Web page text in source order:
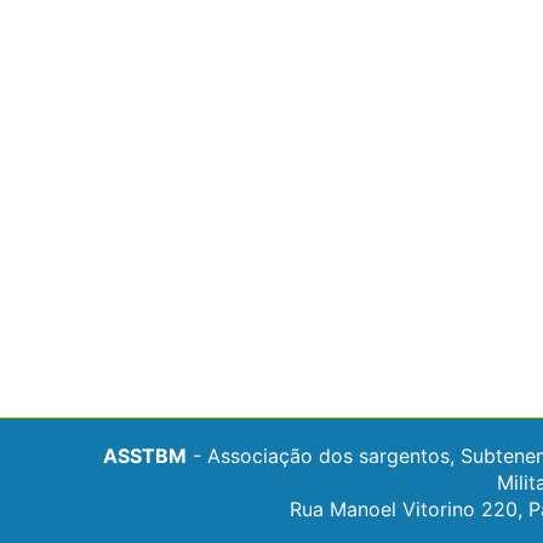
ASSTBM - Associação dos sargentos,
Rua Manoel Vitorino 220,